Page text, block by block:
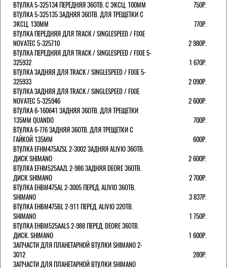
ВТУЛКА 5-325134 ПЕРЕДНЯЯ 36ОТВ. С ЭКСЦ. 100ММ
750Р.
ВТУЛКА 5-325135 ЗАДНЯЯ 36ОТВ. ДЛЯ ТРЕЩЕТКИ С
ЭКСЦ. 130ММ
770Р.
ВТУЛКА ПЕРЕДНЯЯ ДЛЯ TRACK / SINGLESPEED / FIXIE
NOVATEC 5-325710
2 980Р.
ВТУЛКА ПЕРЕДНЯЯ ДЛЯ TRACK / SINGLESPEED / FIXIE 5-
325932
1 670Р.
ВТУЛКА ЗАДНЯЯ ДЛЯ TRACK / SINGLESPEED / FIXIE 5-
325933
2 090Р.
ВТУЛКА ЗАДНЯЯ ДЛЯ TRACK / SINGLESPEED / FIXIE
NOVATEC 5-325946
2 600Р.
ВТУЛКА 6-160641 ЗАДНЯЯ 36ОТВ. ДЛЯ ТРЕЩЕТКИ
135ММ QUANDO
700Р.
ВТУЛКА 6-776 ЗАДНЯЯ 36ОТВ. ДЛЯ ТРЕЩЕТКИ С
ГАЙКОЙ 135ММ
600Р.
ВТУЛКА EFHM475AZSL 2-3002 ЗАДНЯЯ ALIVIO 36ОТВ.
ДИСК SHIMANO
2 600Р.
ВТУЛКА EFHM525AAZL 2-986 ЗАДНЯЯ DEORE 36ОТВ.
ДИСК SHIMANO
2 700Р.
ВТУЛКА EHBM475AL 2-3005 ПЕРЕД. ALIVIO 36ОТВ.
SHIMANO
3 837Р.
ВТУЛКА EHBM475BL 2-911 ПЕРЕД. ALIVIO 32ОТВ.
SHIMANO
1 750Р.
ВТУЛКА EHBM525AALS 2-988 ПЕРЕД. DEORE 36ОТВ.
ДИСК. SHIMANO
1 600Р.
ЗАПЧАСТИ ДЛЯ ПЛАНЕТАРНОЙ ВТУЛКИ SHIMANO 2-
3012
280Р.
ЗАПЧАСТИ ДЛЯ ПЛАНЕТАРНОЙ ВТУЛКИ SHIMANO